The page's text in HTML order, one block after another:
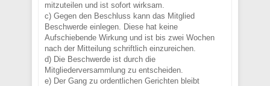
mitzuteilen und ist sofort wirksam.
c) Gegen den Beschluss kann das Mitglied
Beschwerde einlegen. Diese hat keine
Aufschiebende Wirkung und ist bis zwei Wochen
nach der Mitteilung schriftlich einzureichen.
d) Die Beschwerde ist durch die
Mitgliederversammlung zu entscheiden.
e) Der Gang zu ordentlichen Gerichten bleibt